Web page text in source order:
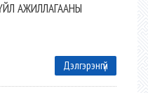
АЖИЛЛАГААНЫ
Дэлгэрэнгүй